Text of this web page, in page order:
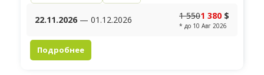
22.11.2026 — 01.12.2026 1 5501 380 $
* до 10 Авг 2026
Подробнее